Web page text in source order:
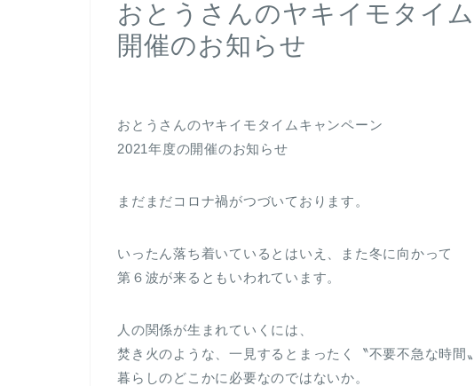
おとうさんのヤキイモタイ
開催のお知らせ
おとうさんのヤキイモタイムキャンペーン
2021年度の開催のお知らせ
まだまだコロナ禍がつづいております。
いったん落ち着いているとはいえ、また冬に向かって
第６波が来るともいわれています。
人の関係が生まれていくには、
焚き火のような、一見するとまったく〝不要不急な時間
暮らしのどこかに必要なのではないか。